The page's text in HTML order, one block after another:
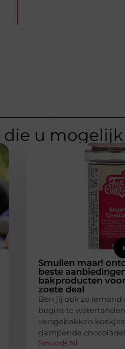
die u
Smullen maar!
beste
bakproducten
zoete deal
Ben jij ook zo iemand
begint te
versgebakken koekjes
dampende
Smoods.nl